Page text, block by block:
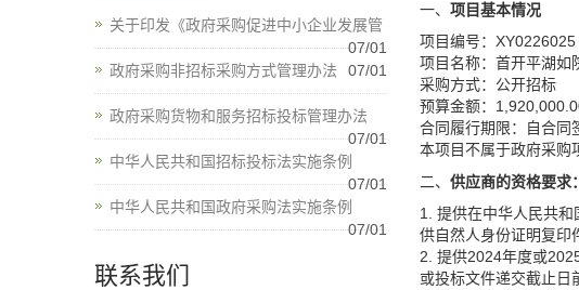
一、 项目基本情况
项目编号：XY0226025
项目名称：首开平湖如
采购方式：公开招标
预算金额：
合同履行期限：自合同
本项目不属于政府采购
二、 供应商的资格要求：
1. 提供在中华人民共
供自然人身份证明复印
2. 提供2024年度或
或投标文件递交截止日
关于印发《政府采购促进中小企业发展管
07/01
政府采购非招标采购方式管理办法
07/01
政府采购货物和服务招标投标管理办法
07/01
中华人民共和国招标投标法实施条例
07/01
中华人民共和国政府采购法实施条例
07/01
联系我们